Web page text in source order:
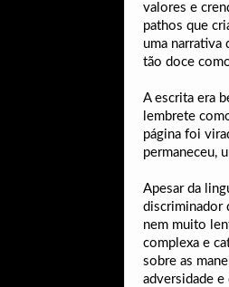
valores e
pathos que
uma narrativa
tão doce
A escrita era
lembrete
página foi
permaneceu,
Apesar da
discriminador
nem muito
complexa e
sobre as
adversidade e